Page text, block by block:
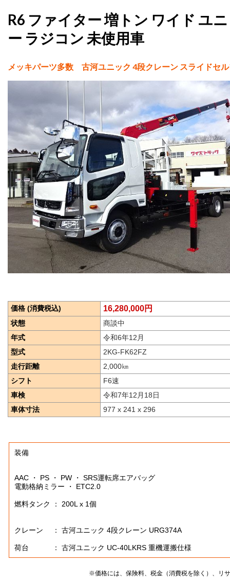
R6 ファイター 増トン ワイド ユ
ー ラジコン 未使用車
メッキパーツ多数 古河ユニック 4段クレーン スライドセ
価格 (消費税込) 16,280,000円
状態
商談中
年式
令和6年12月
型式
2KG-FK62FZ
走行距離
2,000㎞
シフト
F6速
車検
令和7年12月18日
車体寸法
977 x 241 x 296
装備
AAC ・ PS ・ PW ・ SRS運転席エアバッグ
電動格納ミラー ・ ETC2.0
燃料タンク ： 200L x 1個
クレーン ： 古河ユニック 4段クレーン URG374A
荷台 ： 古河ユニック UC-40LKRS 重機運搬仕様
※価格には、保険料、税金（消費税を除く）、リ